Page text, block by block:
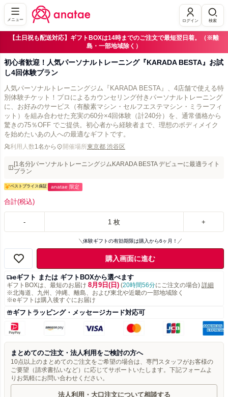
メニュー ログイン 検索
【土日祝も配送対応】ギフトBOXは14時までのご注文で最短翌日着。（※離
島・一部地域除く）
初心者歓迎！人気パーソナルトレーニング『KARADA BESTA』お試
し4回体験プラン
人気パーソナルトレーニングジム『KARADA BESTA』、4店舗で使える特
別体験チケット！プロによるカウンセリング付きパーソナルトレーニング
に、お好みのサービス（有酸素マシン・セルフエステマシン・ミラーフィ
ット）を組み合わせた充実の60分×4回体験（計240分）を、通常価格から
驚きの75％OFF でご提供。初心者から経験者まで、理想のボディメイク
を始めたいあの人への最適なギフトです。
利用人数1名から 開催場所東京都 渋谷区
[1名分]パーソナルトレーニングジムKARADA BESTA デビューに最適ライト
プラン
ベストプライス保証 anatae 限定
合計(税込)
- 1 枚 +
体験ギフトの有効期限は購入から6ヶ月！
購入画面に進む
eギフト または ギフトBOXから選べます
ギフトBOXは、最短のお届け 8月9日(日) (20時間56分にご注文の場合) 詳細
※北海道、九州、沖縄、離島、および東北や近畿の一部地域除く
※eギフトは購入後すぐにお届け
ギフトラッピング・メッセージカード対応可
まとめてのご注文・法人利用をご検討の方へ
10点以上のまとめてのご注文をご希望の場合は、専門スタッフがお客様の
ご要望（請求書払いなど）に応じてサポートいたします。下記フォームよ
りお気軽にお問い合わせください。
法人利用・大口注文について相談する